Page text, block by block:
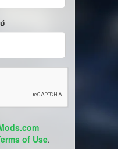
of Use.